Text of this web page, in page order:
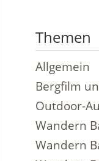
Themen
Allgemein
Bergfilm
Outdoor-
Wandern
Wandern